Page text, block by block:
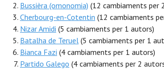
Bussièra (omonomia) (12 cambiaments per
Cherbourg-en-Cotentin (12 cambiaments
Nizar Amidi (5 cambiaments per 1 autors)
Batalha de Teruel (5 cambiaments per 1
Bianca Fazi (4 cambiaments per 1 autors)
Partido Galego (4 cambiaments per 2